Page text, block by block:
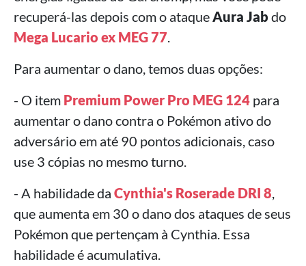
recuperá-las depois com o ataqueAura Jab do
Mega Lucario ex MEG 77.
Para aumentar o dano, temos duas opções:
- O item Premium Power Pro MEG 124 para
aumentar o dano contra o Pokémon ativo do
adversário em até 90 pontos adicionais, caso
use 3 cópias no mesmo turno.
- A habilidade da Cynthia's Roserade DRI 8,
que aumenta em 30 o dano dos ataques de seus
Pokémon que pertençam à Cynthia. Essa
habilidade é acumulativa.